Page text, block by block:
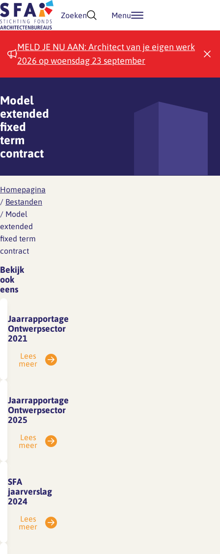
Doorgaan naar inhoud
Zoeken Menu
MELD JE NU AAN: Architect van je eigen werk
2026 op woensdag 23 september
Model
extended
fixed
term
contract
Homepagina
/ Bestanden
/ Model
extended
fixed term
contract
Bekijk
ook
eens
Jaarrapportage
Ontwerpsector
2021
Lees
meer
Jaarrapportage
Ontwerpsector
2025
Lees
meer
SFA
jaarverslag
2024
Lees
meer